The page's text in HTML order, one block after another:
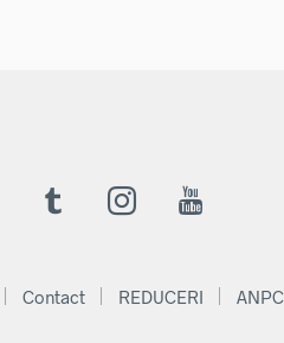
Contact REDUCERI ANPC